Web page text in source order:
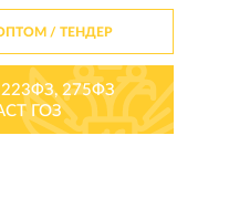
/ ТЕНДЕР
223ФЗ, 275ФЗ
ГОЗ